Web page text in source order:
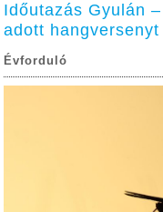
Időutazás Gyulán
adott
Évforduló